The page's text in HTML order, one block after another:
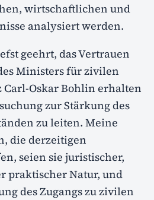
wirtschaftlichen und
analysiert werden.
geehrt, das Vertrauen
Ministers für zivilen
Carl-Oskar Bohlin erhalten
zur Stärkung des
zu leiten. Meine
die derzeitigen
seien sie juristischer,
praktischer Natur, und
des Zugangs zu zivilen